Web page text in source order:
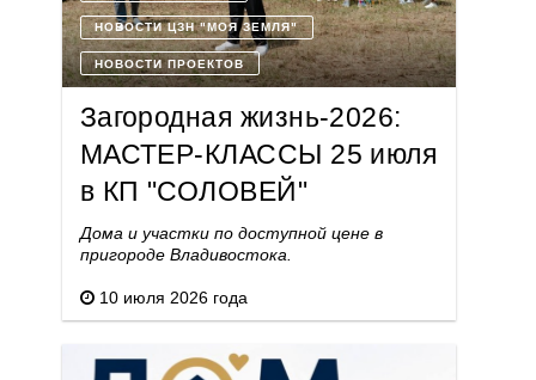
НОВОСТИ ЦЗН "МОЯ ЗЕМЛЯ"
НОВОСТИ ПРОЕКТОВ
Загородная жизнь-2026:
МАСТЕР-КЛАССЫ 25 июля
в КП "СОЛОВЕЙ"
Дома и участки по доступной цене в
пригороде Владивостока.
10 июля 2026 года